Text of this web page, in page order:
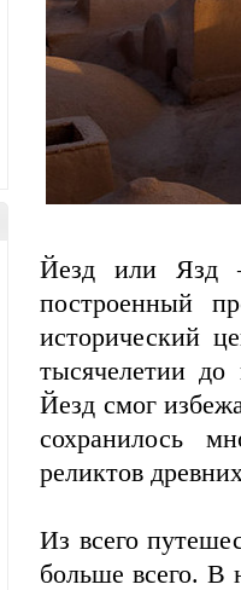
Йезд или Язд
построенный
исторический
тысячелетии до
Йезд смог
сохранилось
реликтов
Из всего
больше всего. В